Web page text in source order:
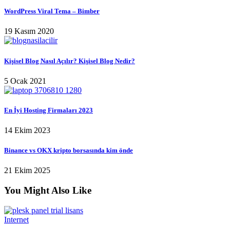
WordPress Viral Tema – Bimber
19 Kasım 2020
Kişisel Blog Nasıl Açılır? Kişisel Blog Nedir?
5 Ocak 2021
En İyi Hosting Firmaları 2023
14 Ekim 2023
Binance vs OKX kripto borsasında kim önde
21 Ekim 2025
You Might Also Like
Internet